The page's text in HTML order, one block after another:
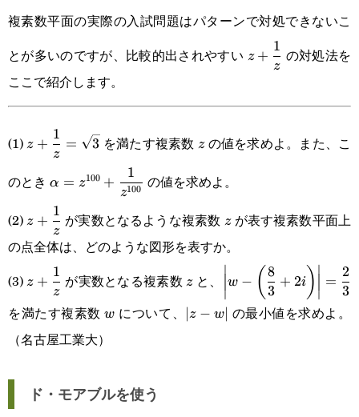
複素数平面の実際の入試問題はパターンで対処できないこ
とが多いのですが、比較的出されやすい
\displaystyle
z+\frac{1}
{z}
z +
z
1 の対処法を
ここで紹介します。
(1) \displaystyle
z+\frac{1}
{z}=\sqrt{3}
z +
z
1
= 3 を満たす複素数 zの値を求めよ。また、こ
のとき
\displaystyle
\alpha=z^{100}+\frac{1}
{z^{100}}
α = z100 +
z100
1 の値を求めよ。
(2) \displaystyle
z+\frac{1}
z +
z
1 が実数となるような複素数 zが表す複素数平面上
の点全体は、どのような図形を表すか。
(3) \displaystyle
z+\frac{1}
z +
z
1 が実数となる複素数zと、
\displaystyle
\left(\frac{8}
∣
∣
w − ( 3
8
+ 2i ) ∣
∣
=
3
2
を満たす複素数w
w について、
|z-
∣z − w
の最小値を求めよ。
（名古屋工業大）
ド・モアブルを使う